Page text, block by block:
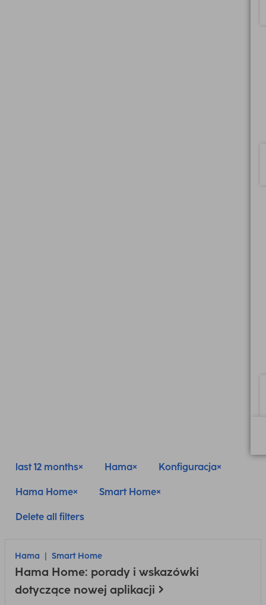
last 12 months Hama Konfiguracja
Hama Home Smart Home
Delete all filters
Hama Smart Home
Hama Home: porady i wskazówki
dotyczące nowej aplikacji